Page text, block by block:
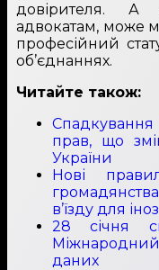
довірителя. А
адвокатам, може
професійний
об’єднаннях.
Читайте також:
прав, що
України
Нові
в’їзду для
28 січня
даних